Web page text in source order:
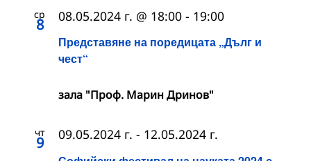
ср
8
Представяне на поредицата „Дълг и
чест“
08.05.2024 г. @ 18:00 - 19:00
зала "Проф. Марин Дринов"
чт
9 09.05.2024 г. - 12.05.2024 г.